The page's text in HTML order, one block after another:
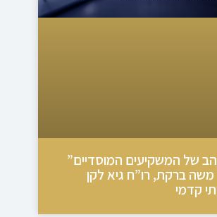
של המשקיעים המוסדיים”
ברקת, רו”ח גיא לקן
קדמי